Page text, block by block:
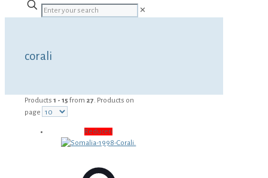
✕
corali
Products 1 - 15 from 27. Products on
page
Reduceri